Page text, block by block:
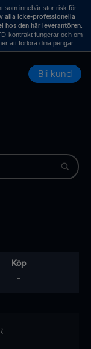
som innebär stor risk för
alla icke-professionella
hos den här leverantören.
kontrakt fungerar och om
att förlora dina pengar.
Bli kund
Köp
-